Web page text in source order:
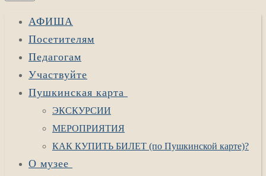
АФИША
Посетителям
Педагогам
Участвуйте
Пушкинская карта
ЭКСКУРСИИ
МЕРОПРИЯТИЯ
КАК КУПИТЬ БИЛЕТ (по Пушкинской карте)?
О музее